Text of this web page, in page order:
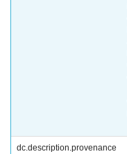
dc.description.provenance